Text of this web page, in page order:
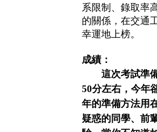
系限制、錄取率
的關係，在交通
幸運地上榜。
成績：
這次考試準備
50分左右，今年
年的準備方法用
疑惑的同學、前